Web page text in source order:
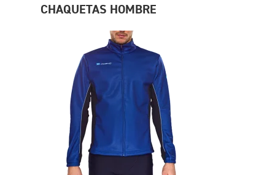
CHAQUETAS HOMBRE